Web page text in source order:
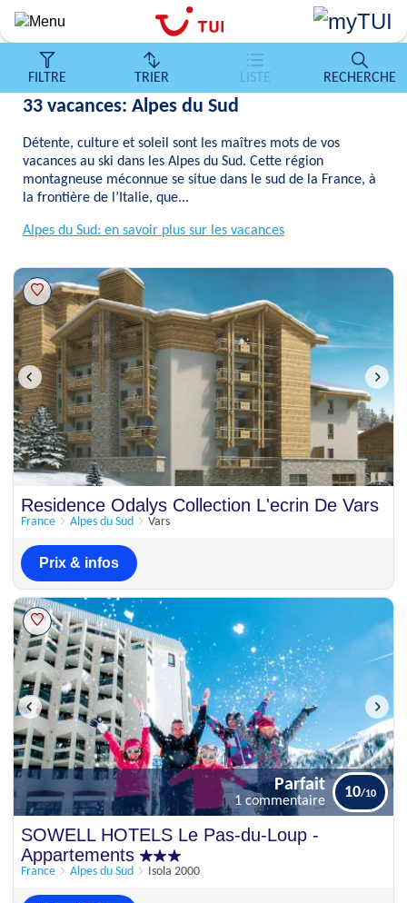
Aller
au
contenu
principal
FILTRE TRIER LISTE RECHERCHE
33 vacances: Alpes du Sud
Détente, culture et soleil sont les maîtres mots de vos
vacances au ski dans les Alpes du Sud. Cette région
montagneuse méconnue se situe dans le sud de la France, à
la frontière de l’Italie, que...
Alpes du Sud: en savoir plus sur les vacances
Residence Odalys Collection L'ecrin De Vars
France Alpes du Sud Vars
Prix & infos
Parfait
1 commentaire
SOWELL HOTELS Le Pas-du-Loup -
Appartements
France Alpes du Sud Isola 2000
Parfait
1 commentaire
10